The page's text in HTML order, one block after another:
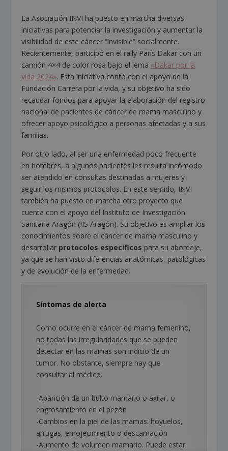
La Asociación INVI ha puesto en marcha diversas
iniciativas para potenciar la investigación y aumentar la
visibilidad de este cáncer “invisible” socialmente.
Recientemente, participó en el rally París Dakar con un
camión 4×4 de color rosa bajo el lema «Dakar por la
vida 2024». Esta iniciativa contó con el apoyo de la
Fundación Carrera por la vida, y su objetivo ha sido
recaudar fondos para apoyar la elaboración del registro
nacional de pacientes de cáncer de mama masculino y
ofrecer apoyo psicológico a personas afectadas y a sus
familias.
Por otro lado, al ser una enfermedad poco frecuente
en hombres, a algunos pacientes les resulta incómodo
ser atendido en consultas destinadas a mujeres y
seguir los mismos protocolos. En este sentido, INVI
también ha puesto en marcha otro proyecto que
cuenta con el apoyo del Instituto de Investigación
Sanitaria Aragón (IIS Aragón). Su objetivo es ampliar los
conocimientos sobre el cáncer de mama masculino y
desarrollar protocolos específicos para su abordaje,
ya que se han visto diferencias anatómicas, patológicas
y de evolución de la enfermedad.
Síntomas de alerta
Como ocurre en el cáncer de mama femenino,
no todas las irregularidades que se pueden
detectar en las mamas son indicio de un
tumor. No obstante, siempre hay que
consultar al médico.
-Aparición de un bulto mamario o axilar, o
engrosamiento en el pezón
-Cambios en la piel de las mamas: hoyuelos,
arrugas, enrojecimiento o descamación
-Aumento de volumen mamario. Puede estar